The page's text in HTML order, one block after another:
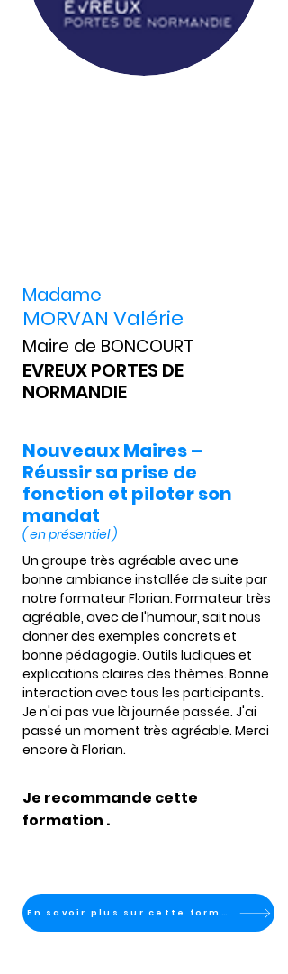
MORVAN Valérie
Madame
Maire de BONCOURT
EVREUX PORTES DE
NORMANDIE
Nouveaux Maires –
Réussir sa prise de
fonction et piloter son
mandat
( en présentiel )
Un groupe très agréable avec une
bonne ambiance installée de suite par
notre formateur Florian. Formateur très
agréable, avec de l'humour, sait nous
donner des exemples concrets et
bonne pédagogie. Outils ludiques et
explications claires des thèmes. Bonne
interaction avec tous les participants.
Je n'ai pas vue là journée passée. J'ai
passé un moment très agréable. Merci
encore à Florian.
Je recommande cette
formation .
En savoir plus sur cette formation